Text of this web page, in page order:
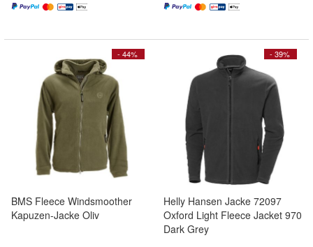
- 44%
BMS Fleece Windsmoother
Kapuzen-Jacke Oliv
- 39%
Helly Hansen Jacke 72097
Oxford Light Fleece Jacket 970
Dark Grey